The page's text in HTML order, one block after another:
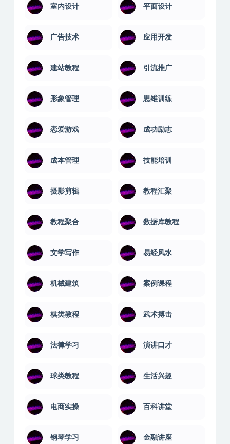
室内设计 平面设计
广告技术 应用开发
建站教程 引流推广
形象管理 思维训练
恋爱游戏 成功励志
成本管理 技能培训
摄影剪辑 教程汇聚
教程聚合 数据库教程
文学写作 易经风水
机械建筑 案例课程
棋类教程 武术搏击
法律学习 演讲口才
球类教程 生活兴趣
电商实操 百科讲堂
钢琴学习 金融讲座